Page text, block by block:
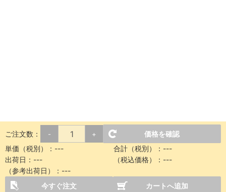
ご注文数： - +
価格を確認
単価（税別）： --- 合計（税別）： ---
出荷日： --- （税込価格）： ---
（参考出荷日）： ---
今すぐ注文
カートへ追加